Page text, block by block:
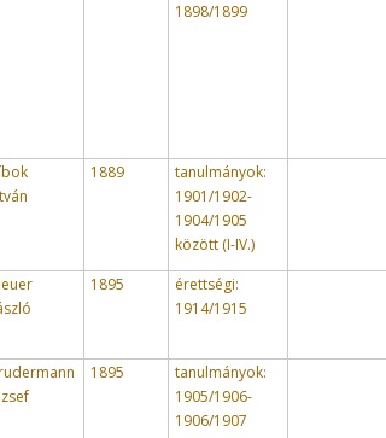
1898/1899
1889
tanulmányok:
1901/1902-
1904/1905
között (I-IV.)
1895
érettségi:
1914/1915
1895
tanulmányok:
1905/1906-
1906/1907